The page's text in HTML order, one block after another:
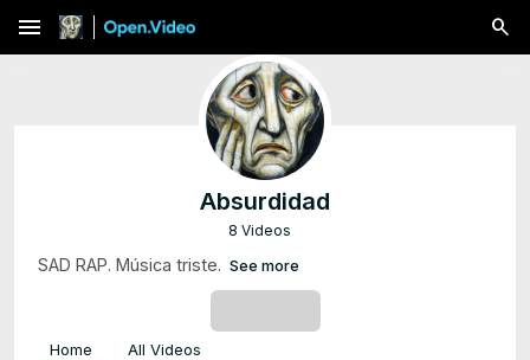
menu
Absurdidad
8 Videos
SAD RAP. Música triste. See more
Home All Videos